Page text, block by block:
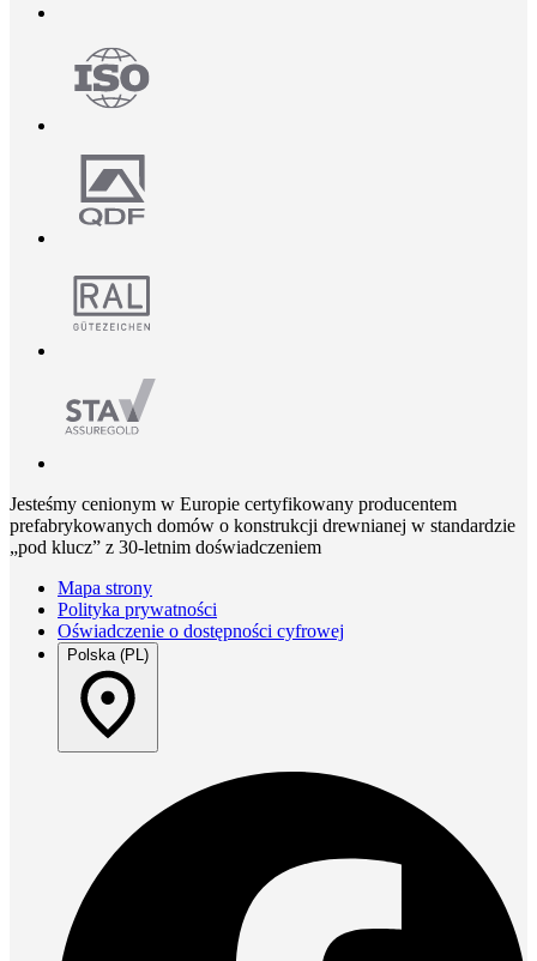
Jesteśmy cenionym w Europie certyfikowany producentem
prefabrykowanych domów o konstrukcji drewnianej w standardzie
„pod klucz” z 30-letnim doświadczeniem
Mapa strony
Polityka prywatności
Oświadczenie o dostępności cyfrowej
Polska (PL)